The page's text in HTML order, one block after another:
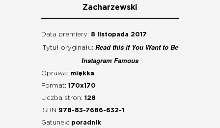
Zacharzewski
Data premiery: 8 listopada 2017
Tytuł oryginału: Read this if You Want to Be
Instagram Famous
Oprawa: miękka
Format: 170x170
Liczba stron: 128
ISBN 978-83-7686-632-1
Gatunek: poradnik